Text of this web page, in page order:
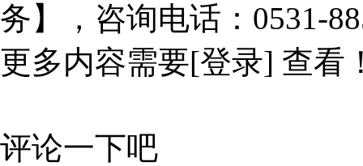
务】，咨询电话：0531-
更多内容需要[登录] 查看
评论一下吧